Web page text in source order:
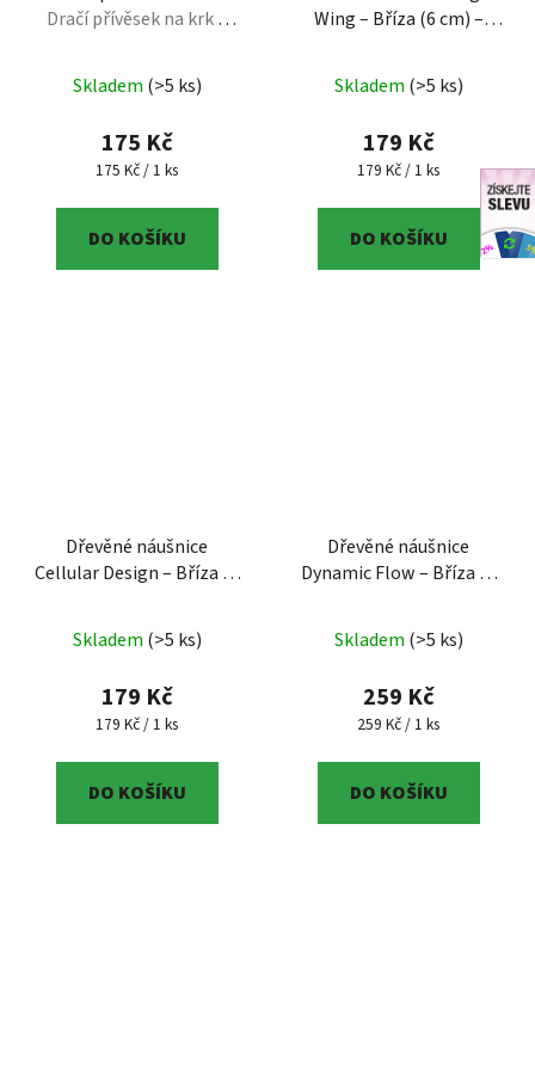
Dračí přívěsek na krk –
(Original 3DMAC)
Skladem (>5 ks)
175 Kč
Měrná cena:
175 Kč / 1 ks
DO KOŠÍKU
Wing – Bříza (6 cm) –
cm, březové dřevo,
regionální výrobek Jižní
Skladem (>5 ks)
179 Kč
Měrná cena:
179 Kč / 1 ks
DO KOŠÍKU
Dřevěné náušnice
Cellular Design – Bříza (5
– regionální produkt,
březové dřevo, 5 cm,
Skladem (>5 ks)
179 Kč
Měrná cena:
179 Kč / 1 ks
DO KOŠÍKU
Dřevěné náušnice
Dynamic Flow – Bříza (6
– 6 cm, moderní
geometrie, březové
ČB
Skladem (>5 ks)
259 Kč
Měrná cena:
259 Kč / 1 ks
DO KOŠÍKU